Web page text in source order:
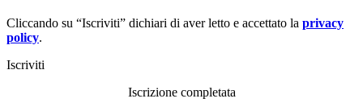
Cliccando su “Iscriviti” dichiari di aver letto e accettato la privacy
policy.
Iscriviti
Iscrizione completata